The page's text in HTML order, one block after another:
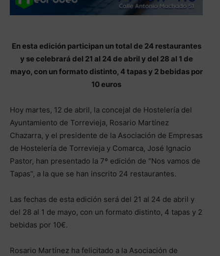
En esta edición participan un total de 24 restaurantes
y se celebrará del 21 al 24 de abril y del 28 al 1 de
mayo, con un formato distinto, 4 tapas y 2 bebidas por
10 euros
Hoy martes, 12 de abril, la concejal de Hostelería del
Ayuntamiento de Torrevieja, Rosario Martínez
Chazarra, y el presidente de la Asociación de Empresas
de Hostelería de Torrevieja y Comarca, José Ignacio
Pastor, han presentado la 7º edición de “Nos vamos de
Tapas”, a la que se han inscrito 24 restaurantes.
Las fechas de esta edición será del 21 al 24 de abril y
del 28 al 1 de mayo, con un formato distinto, 4 tapas y 2
bebidas por 10€.
Rosario Martínez ha felicitado a la Asociación de